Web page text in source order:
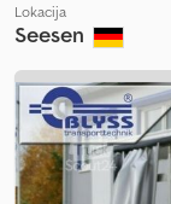
Lokacija
Seesen